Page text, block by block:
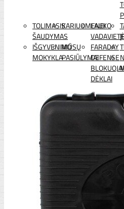
TOLIMASIS
ŠAUDYMAS
KARIUOMENEI
LAUKO
VADAVIETĖ
IŠGYVENIMO
MOKYKLA
MŪSŲ
PASIŪLYMAI
FARADAY
DEFENSE
DĖKLAI